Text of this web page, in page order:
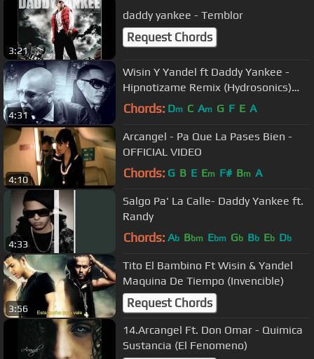
3:21
daddy yankee - Temblor
Request Chords
4:31
Wisin Y Yandel ft Daddy Yankee -
Hipnotizame Remix (Hydrosonics)
REGGAETON 2013 con Letra
Chords: Dm C Am G F E A
4:10
Arcangel - Pa Que La Pases Bien -
OFFICIAL VIDEO
Chords: G B E Em F# Bm A
4:33
Salgo Pa' La Calle- Daddy Yankee ft.
Randy
Chords: Ab Bbm Ebm Gb Bb Eb Db
3:56
Tito El Bambino Ft Wisin & Yandel
Maquina De Tiempo (Invencible)
Request Chords
14.Arcangel Ft. Don Omar - Quimica
Sustancia (El Fenomeno)